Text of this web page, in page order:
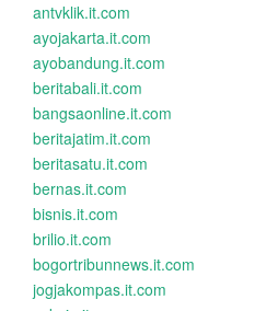
antvklik.it.com
ayojakarta.it.com
ayobandung.it.com
beritabali.it.com
bangsaonline.it.com
beritajatim.it.com
beritasatu.it.com
bernas.it.com
bisnis.it.com
brilio.it.com
bogortribunnews.it.com
jogjakompas.it.com